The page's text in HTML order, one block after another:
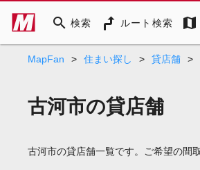
search 検索 ルート検索 map
MapFan > 住まい探し > 貸店舗 >
古河市の貸店舗
古河市の貸店舗一覧です。ご希望の間